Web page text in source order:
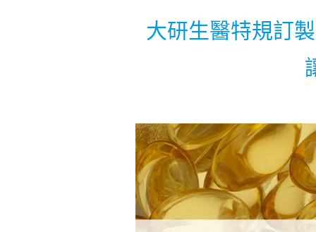
大研生醫特規訂